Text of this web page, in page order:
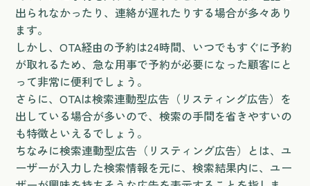
出られなかったり、連絡が遅れたりする場合が多々あり
ます。
しかし、OTA経由の予約は24時間、いつでもすぐに予約
が取れるため、急な用事で予約が必要になった顧客にと
って非常に便利でしょう。
さらに、OTAは検索連動型広告（リスティング広告）を
出している場合が多いので、検索の手間を省きやすいの
も特徴といえるでしょう。
ちなみに検索連動型広告（リスティング広告）とは、ユ
ーザーが入力した検索情報を元に、検索結果内に、ユー